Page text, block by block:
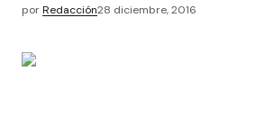
porRedacción28 diciembre, 2016